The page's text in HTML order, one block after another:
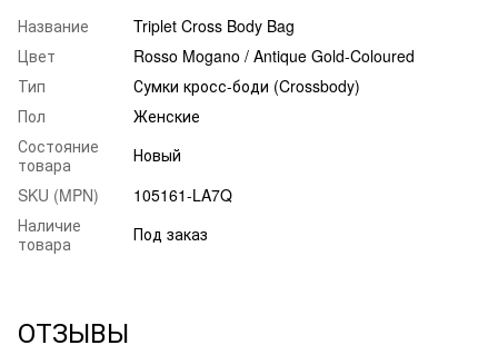
Название
Triplet Cross Body Bag
Цвет
Rosso Mogano / Antique Gold-Coloured
Тип
Сумки кросс-боди (Crossbody)
Пол
Женские
Состояние
товара
Новый
SKU (MPN)
105161-LA7Q
Наличие
товара
Под заказ
ОТЗЫВЫ